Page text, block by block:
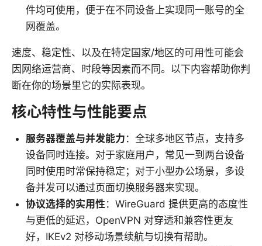
件均可使用，便于在不同设备上实现同一账号的全
网覆盖。
速度、稳定性、以及在特定国家/地区的可用性可能会
因网络运营商、时段等因素而不同。以下内容帮助你判
断在你的场景里它的实际表现。
核心特性与性能要点
服务器覆盖与并发能力 ：全球多地区节点，支持多
设备同时连接。对于家庭用户，常见一到两台设备
同时使用时常保持稳定；对于小型办公场景，多设
备并发可以通过页面切换服务器来实现。
协议选择的实用性 ：WireGuard 提供更高的态度性
与更低的延迟，OpenVPN 对穿透和兼容性更友
好，IKEv2 对移动场景续航与切换有帮助。